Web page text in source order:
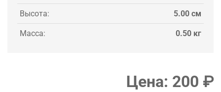
Высота: 5.00 см
Масса: 0.50 кг
Цена: 200 ₽